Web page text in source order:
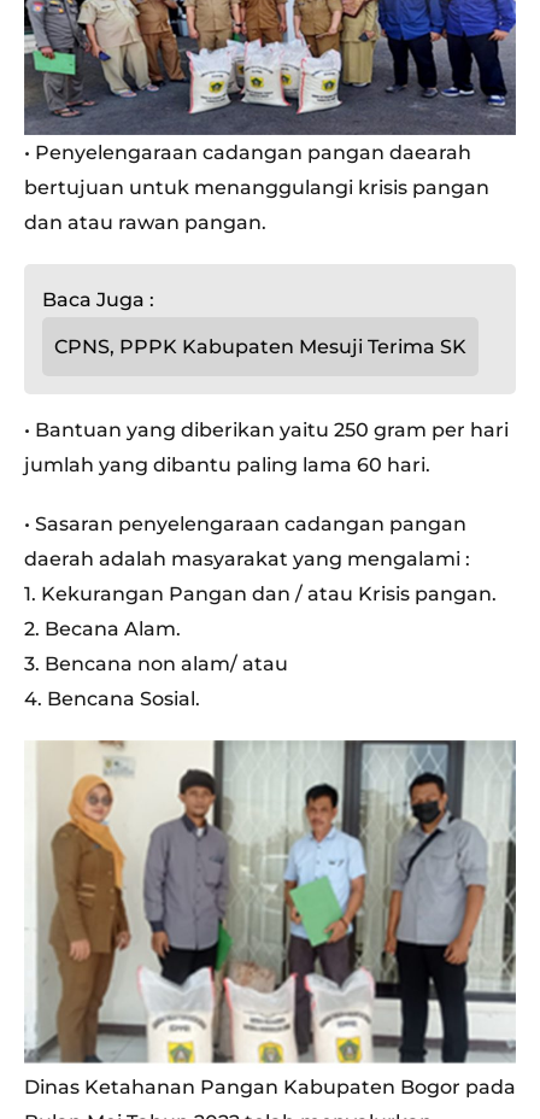
• Penyelengaraan cadangan pangan daearah
bertujuan untuk menanggulangi krisis pangan
dan atau rawan pangan.
Baca Juga :
CPNS, PPPK Kabupaten Mesuji Terima SK
• Bantuan yang diberikan yaitu 250 gram per hari
jumlah yang dibantu paling lama 60 hari.
• Sasaran penyelengaraan cadangan pangan
daerah adalah masyarakat yang mengalami :
1. Kekurangan Pangan dan / atau Krisis pangan.
2. Becana Alam.
3. Bencana non alam/ atau
4. Bencana Sosial.
Dinas Ketahanan Pangan Kabupaten Bogor pada